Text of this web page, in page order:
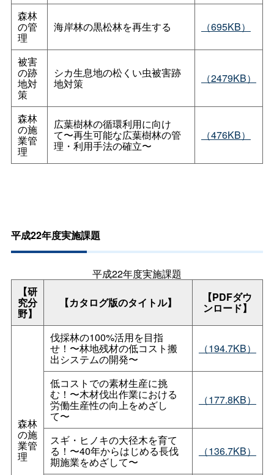
森林
の管
理
海岸林の黒松林を再生する （695KB）
被害
の跡
地対
策
シカ生息地の松くい虫被害跡
地対策 （2479KB）
森林
の施
業管
理
広葉樹林の循環利用に向け
て〜再生可能な広葉樹林の管
理・利用手法の確立〜
（476KB）
平成22年度実施課題
平成22年度実施課題
【研
究分
野】
【カタログ版のタイトル】 【PDFダウ
ンロード】
森林
の施
業管
理
伐採林の100%活用を目指
せ！〜林地残材の低コスト搬
出システムの開発〜
（194.7KB）
低コストでの素材生産に挑
む！〜木材伐出作業における
労働生産性の向上をめざし
て〜
（177.8KB）
スギ・ヒノキの大径木を育て
る！〜40年からはじめる長伐
期施業をめざして〜
（136.7KB）